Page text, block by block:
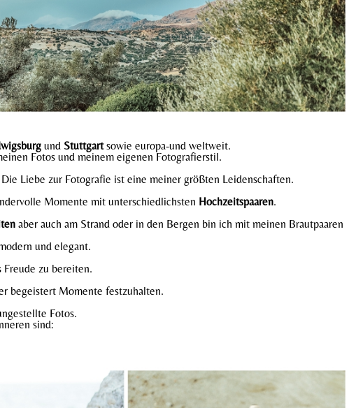
und Stuttgartsowie europa-und weltweit.
Fotos und meinem eigenen Fotografierstil.
Liebe zur Fotografie ist eine meiner größten Leidenschaften.
Momente mit unterschiedlichsten Hochzeitspaaren.
aber auch am Strand oder in den Bergen bin ich mit meinen Brautpaaren
und elegant.
Freude zu bereiten.
begeistert Momente festzuhalten.
Fotos.
sind: